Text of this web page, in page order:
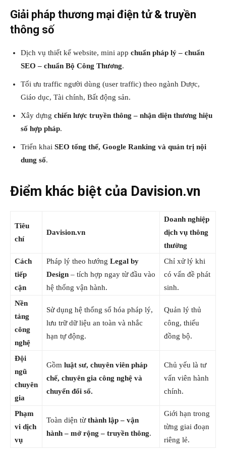
Giải pháp thương mại điện tử & truyền
thông số
Dịch vụ thiết kế website, mini app chuẩn pháp lý – chuẩn
SEO – chuẩn Bộ Công Thương.
Tối ưu traffic người dùng (user traffic) theo ngành Dược,
Giáo dục, Tài chính, Bất động sản.
Xây dựng chiến lược truyền thông – nhận diện thương hiệu
số hợp pháp.
Triển khai SEO tổng thể, Google Ranking và quản trị nội
dung số.
Điểm khác biệt của Davision.vn
Tiêu
chí
Davision.vn
Doanh nghiệp
dịch vụ thông
thường
Cách
tiếp
cận
Pháp lý theo hướng Legal by
Design – tích hợp ngay từ đầu vào
hệ thống vận hành.
Chỉ xử lý khi
có vấn đề phát
sinh.
Nền
tảng
công
nghệ
Sử dụng hệ thống số hóa pháp lý,
lưu trữ dữ liệu an toàn và nhắc
hạn tự động.
Quản lý thủ
công, thiếu
đồng bộ.
Đội
ngũ
chuyên
gia
Gồm luật sư, chuyên viên pháp
chế, chuyên gia công nghệ và
chuyển đổi số.
Chủ yếu là tư
vấn viên hành
chính.
Phạm
vi dịch
vụ
Toàn diện từthành lập – vận
hành – mở rộng – truyền thông.
Giới hạn trong
từng giai đoạn
riêng lẻ.